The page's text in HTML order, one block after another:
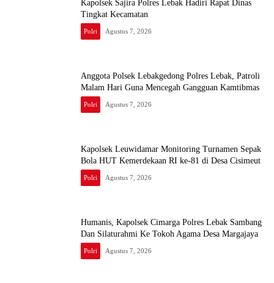
Kapolsek Sajira Polres Lebak Hadiri Rapat Dinas
Tingkat Kecamatan
Polri Agustus 7, 2026
Anggota Polsek Lebakgedong Polres Lebak, Patroli
Malam Hari Guna Mencegah Gangguan Kamtibmas
Polri Agustus 7, 2026
Kapolsek Leuwidamar Monitoring Turnamen Sepak
Bola HUT Kemerdekaan RI ke-81 di Desa Cisimeut
Polri Agustus 7, 2026
Humanis, Kapolsek Cimarga Polres Lebak Sambang
Dan Silaturahmi Ke Tokoh Agama Desa Margajaya
Polri Agustus 7, 2026